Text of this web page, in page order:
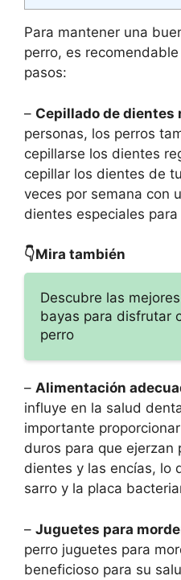
Para mantener una
perro, es
pasos:
– Cepillado de dientes
personas, los perros
cepillarse los dientes
cepillar los dientes de
veces por semana con
dientes especiales para
👇Mira también
Descubre las
bayas para disfrutar
perro
– Alimentación
influye en la salud
importante
duros para que ejerzan
dientes y las encías, lo
sarro y la placa
– Juguetes para
perro juguetes para
beneficioso para su